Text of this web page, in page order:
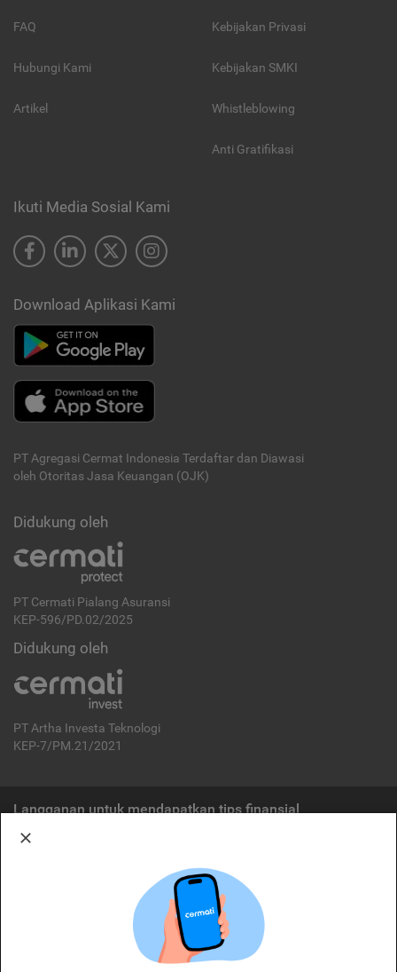
FAQ
Hubungi Kami
Artikel
Kebijakan Privasi
Kebijakan SMKI
Whistleblowing
Anti Gratifikasi
Ikuti Media Sosial Kami
Download Aplikasi Kami
PT Agregasi Cermat Indonesia Terdaftar dan Diawasi
oleh Otoritas Jasa Keuangan (OJK)
Didukung oleh
PT Cermati Pialang Asuransi
KEP-596/PD.02/2025
Didukung oleh
PT Artha Investa Teknologi
KEP-7/PM.21/2021
Langganan untuk mendapatkan tips finansial
Cermati merupakan penyelenggara agregasi jasa keuangan yang terdaftar di
OJK. Oleh karena itu, produk dan/atau layanan jasa keuangan yang
ditawarkan bukan merupakan produk dan/atau layanan jasa keuangan yang
diterbitkan oleh Cermati dan Cermati tidak bertanggung jawab atas tuntutan